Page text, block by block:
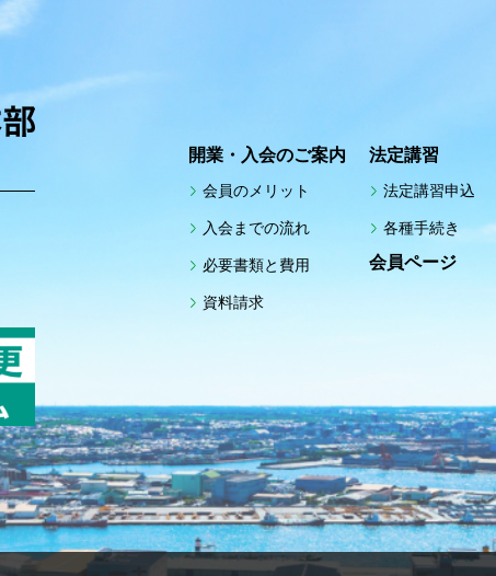
開業・入会のご案内
会員のメリット
入会までの流れ
必要書類と費用
資料請求
法定講習
法定講習申込
各種手続き
会員ページ